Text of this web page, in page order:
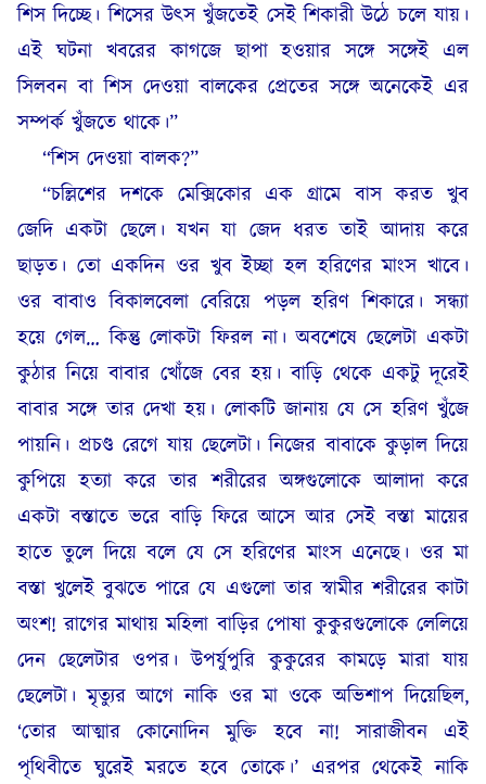
শিস দিচ্ছে। শিসের উৎস খুঁজতেই সেই শিকারী উঠে চলে যায়।
এই ঘটনা খবরের কাগজে ছাপা হওয়ার সঙ্গে সঙ্গেই এল
সিলবন বা শিস দেওয়া বালকের প্রেতের সঙ্গে অনেকেই এর
সম্পর্ক খুঁজতে থাকে।”
“শিস দেওয়া বালক?”
“চল্লিশের দশকে মেক্সিকোর এক গ্রামে বাস করত খুব
জেদি একটা ছেলে। যখন যা জেদ ধরত তাই আদায় করে
ছাড়ত। তো একদিন ওর খুব ইচ্ছা হল হরিণের মাংস খাবে।
ওর বাবাও বিকালবেলা বেরিয়ে পড়ল হরিণ শিকারে। সন্ধ্যা
হয়ে গেল… কিন্তু লোকটা ফিরল না। অবশেষে ছেলেটা একটা
কুঠার নিয়ে বাবার খোঁজে বের হয়। বাড়ি থেকে একটু দূরেই
বাবার সঙ্গে তার দেখা হয়। লোকটি জানায় যে সে হরিণ খুঁজে
পায়নি। প্রচণ্ড রেগে যায় ছেলেটা। নিজের বাবাকে কুড়াল দিয়ে
কুপিয়ে হত্যা করে তার শরীরের অঙ্গগুলোকে আলাদা করে
একটা বস্তাতে ভরে বাড়ি ফিরে আসে আর সেই বস্তা মায়ের
হাতে তুলে দিয়ে বলে যে সে হরিণের মাংস এনেছে। ওর মা
বস্তা খুলেই বুঝতে পারে যে এগুলো তার স্বামীর শরীরের কাটা
অংশ! রাগের মাথায় মহিলা বাড়ির পোষা কুকুরগুলোকে লেলিয়ে
দেন ছেলেটার ওপর। উপর্যুপুরি কুকুরের কামড়ে মারা যায়
ছেলেটা। মৃত্যুর আগে নাকি ওর মা ওকে অভিশাপ দিয়েছিল,
‘তোর আত্মার কোনোদিন মুক্তি হবে না! সারাজীবন এই
পৃথিবীতে ঘুরেই মরতে হবে তোকে।’ এরপর থেকেই নাকি